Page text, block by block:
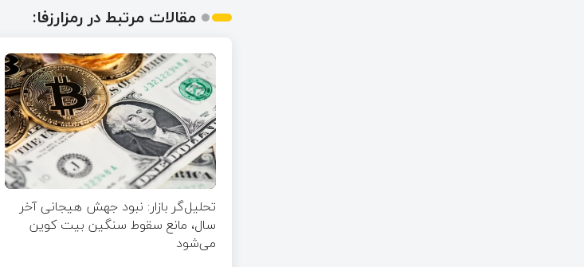
مقالات مرتبط در رمزارزفا:
تحلیل‌گر بازار: نبود جهش هیجانی آخر
سال، مانع سقوط سنگین بیت کوین
می‌شود